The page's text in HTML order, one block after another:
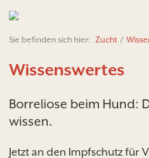
Sie befinden sich hier: Zucht /
Wissenswertes
Borreliose beim Hund:
wissen.
Jetzt an den Impfschutz für